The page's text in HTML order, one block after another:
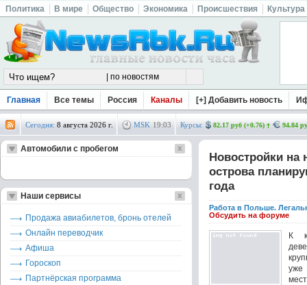
Политика В мире Общество Экономика Происшествия Культура
Главная Все темы Россия Каналы [+] Добавить новость
Сегодня: 8 августа 2026 г. MSK 19:03 Курсы: 82.17 руб (+0.76) 94.84
Новостройки на
острова
года
Работа в Польше.
Обсудить на форуме
К
уже
Автомобили с пробегом
Наши сервисы
Продажа авиабилетов, бронь отелей
Онлайн переводчик
Афиша
Гороскоп
Партнёрская программа